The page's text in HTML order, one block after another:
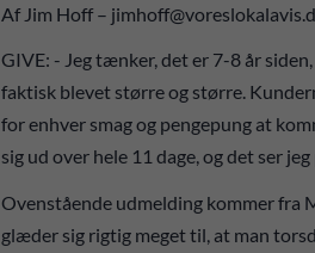
Af Jim Hoff –
GIVE: - Jeg tænker, det er 7-8 år
faktisk blevet større og større.
for enhver smag og pengepung at
sig ud over hele 11 dage, og det ser
Ovenstående udmelding kommer fra
glæder sig rigtig meget til, at man